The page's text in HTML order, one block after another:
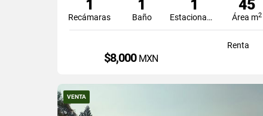
1
Recámaras
1
Baño
1
Estacionamiento
45
Área m2
Renta
$8,000 MXN
VENTA